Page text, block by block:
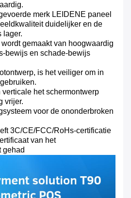
merk LEIDENE paneel
duidelijker en de
lager.
gemaakt van hoogwaardig
bewijs en schade-bewijs
is het veiliger om in
het schermontwerp
vrijer.
voor de ononderbroken
3C/CE/FCC/RoHs-certificatie
van het
gehad